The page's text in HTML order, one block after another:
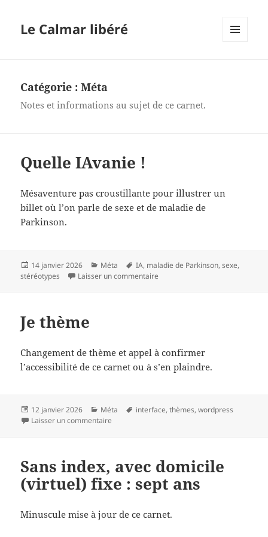
Le Calmar libéré
Catégorie :Méta
Notes et informations au sujet de ce carnet.
Quelle IAvanie !
Mésaventure pas croustillante pour illustrer un
billet où l’on parle de sexe et de maladie de
Parkinson.
Publié
le
14 janvier 2026 Catégories
Méta
Mots-
clés
IA, maladie de Parkinson,sexe,
stéréotypes
Laisser un commentaire
Je thème
Changement de thème et appel à confirmer
l’accessibilité de ce carnet ou à s’en plaindre.
Publié
le
12 janvier 2026 Catégories
Méta
Mots-
interface,thèmes,wordpress
Laisser un commentaire
Sans index, avec domicile
(virtuel) fixe : sept ans
Minuscule mise à jour de ce carnet.